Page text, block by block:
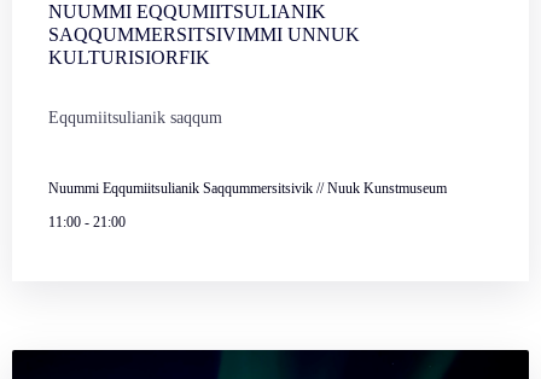
NUUMMI EQQUMIITSULIANIK
SAQQUMMERSITSIVIMMI UNNUK
KULTURISIORFIK
Eqqumiitsulianik saqqum
Nuummi Eqqumiitsulianik Saqqummersitsivik // Nuuk Kunstmuseum
11:00 - 21:00